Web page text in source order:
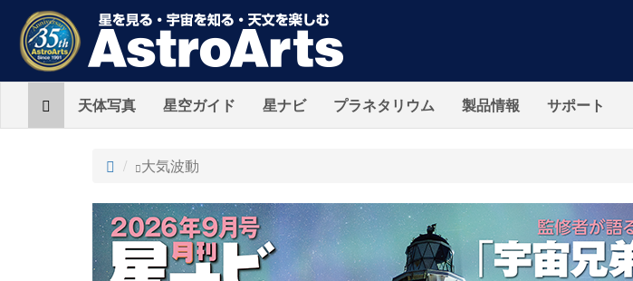
Home天体写真 星空ガイド 星ナビ プラネタリウム 製品情報 サポート
ト
プ
大気波動